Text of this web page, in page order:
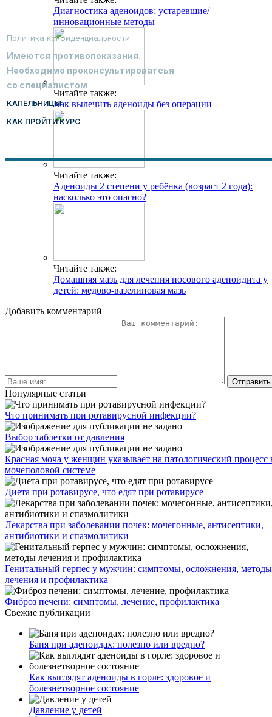
Диагностика аденоидов: устаревшие/
инновационные методы
Читайте также:
Как вылечить аденоиды без операции
Читайте также:
Аденоиды 2 степени у ребёнка (возраст 2 года):
насколько это опасно?
Читайте также:
Домашняя мазь для лечения носового аденоидита у
детей: медово-вазелиновая мазь
Добавить комментарий
Популярные статьи
Что принимать при ротавирусной инфекции?
Выбор таблетки от давления
Красная моча у женщин указывает на патологический процесс
мочеполовой системе
Диета при ротавирусе, что едят при ротавирусе
Лекарства при заболевании почек: мочегонные, антисептики,
антибиотики и спазмолитики
Генитальный герпес у мужчин: симптомы, осложнения, методы
лечения и профилактика
Фиброз печени: симптомы, лечение, профилактика
Свежие публикации
Баня при аденоидах: полезно или вредно?
Как выглядят аденоиды в горле: здоровое и
болезнетворное состояние
Давление у детей
Политика конфиденциальности
Имеются противопоказания.
Необходимо проконсультироватсья
со специалистом
КАПЕЛЬНИЦЫ
КАК ПРОЙТИ КУРС